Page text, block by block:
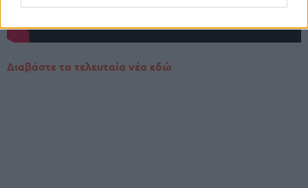
Διαβάστε τα τελευταία νέα εδώ